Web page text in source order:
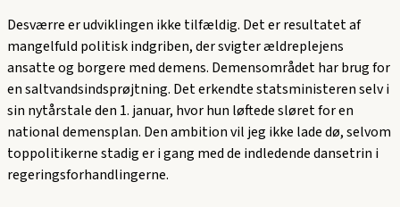
Desværre er udviklingen ikke tilfældig. Det er resultatet af
mangelfuld politisk indgriben, der svigter ældreplejens
ansatte og borgere med demens. Demensområdet har brug for
en saltvandsindsprøjtning. Det erkendte statsministeren selv i
sin nytårstale den 1. januar, hvor hun løftede sløret for en
national demensplan. Den ambition vil jeg ikke lade dø, selvom
toppolitikerne stadig er i gang med de indledende dansetrin i
regeringsforhandlingerne.